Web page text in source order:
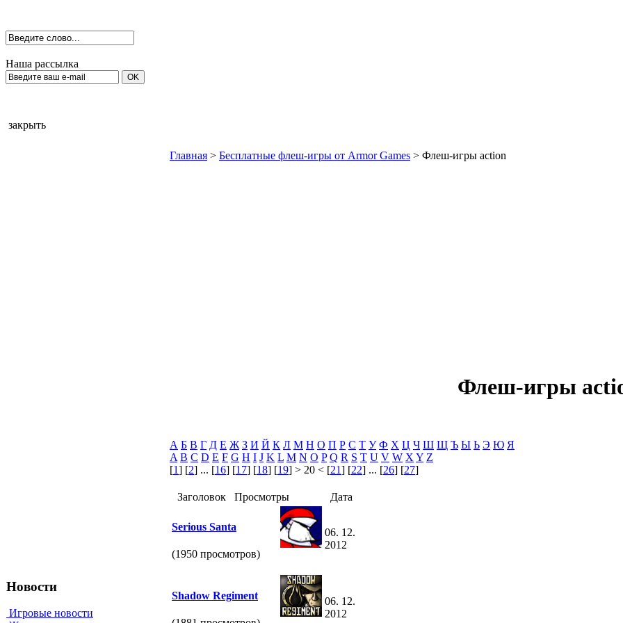
Наша рассылка
закрыть
Новости
Игровые новости
Главная > Бесплатные флеш-игры от Armor Games > Флеш-игры action
Флеш-игры
А Б В Г Д Е Ж З И Й К Л М Н О П Р С Т У Ф Х Ц Ч Ш Щ Ъ Ы Ь Э Ю Я
A B C D E F G H I J K L M N O P Q R S T U V W X Y Z
[1] [2] ... [16] [17] [18] [19] > 20 < [21] [22] ... [26] [27]
Заголовок Просмотры Дата
Serious Santa
(1950 просмотров)
06. 12.
2012
Shadow Regiment
06. 12.
2012